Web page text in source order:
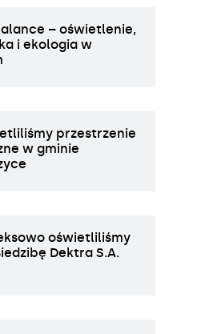
– oświetlenie,
i ekologia w
przestrzenie
w gminie
oświetliliśmy
Dektra S.A.